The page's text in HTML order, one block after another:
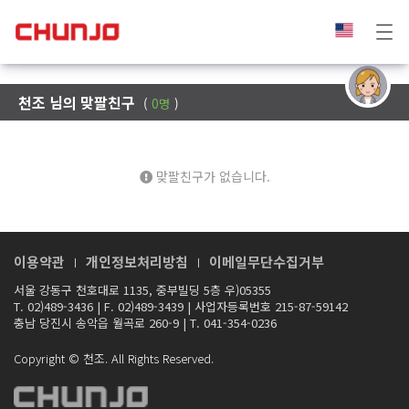
[천조] 님의 홈
천조 님의 맞팔친구 ( 0명 )
맞팔친구가 없습니다.
이용약관 개인정보처리방침 이메일무단수집거부
서울 강동구 천호대로 1135, 중부빌딩 5층 우)05355
T. 02)489-3436 | F. 02)489-3439 | 사업자등록번호 215-87-59142
충남 당진시 송악읍 월곡로 260-9 | T. 041-354-0236
Copyright © 천조. All Rights Reserved.